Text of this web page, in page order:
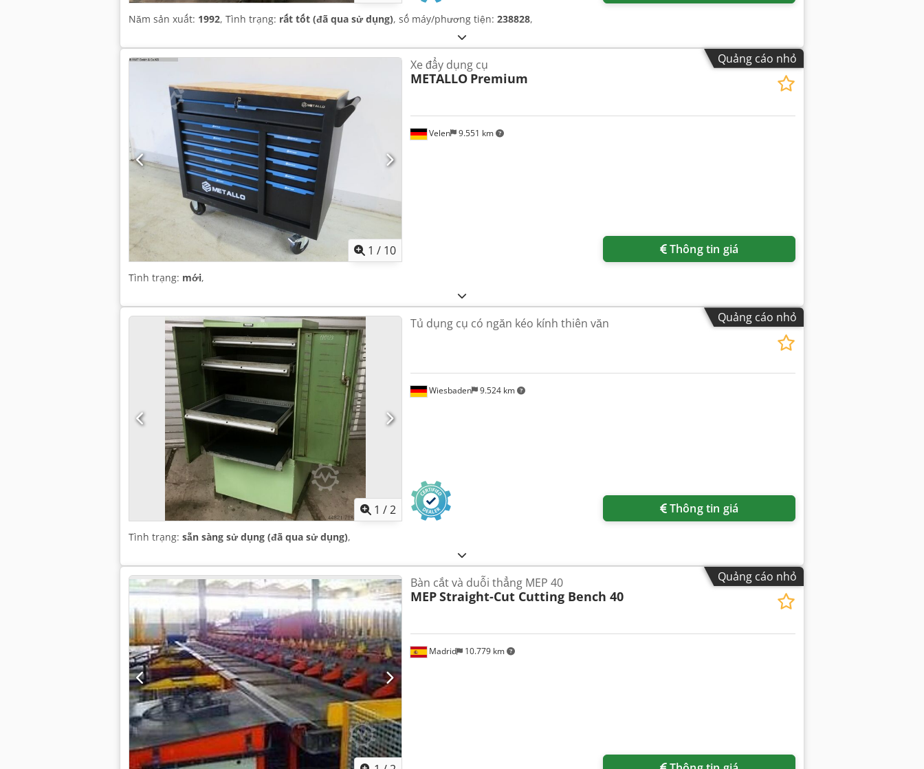
Năm sản xuất: 1992, Tình trạng: rất tốt (đã qua sử dụng), số máy/phương tiện: 238828,
Quảng cáo nhỏ
1 / 10
Velen 9.551 km
Xe đẩy dụng cụ
METALLO Premium
Thông tin giá
Tình trạng: mới,
Quảng cáo nhỏ
1 /2
Wiesbaden 9.524 km
Tủ dụng cụ có ngăn kéo kính thiên văn
Thông tin giá
Tình trạng: sẵn sàng sử dụng (đã qua sử dụng),
Quảng cáo nhỏ
Madrid 10.779 km
Bàn cắt và duỗi thẳng MEP 40
MEPStraight-Cut Cutting Bench 40